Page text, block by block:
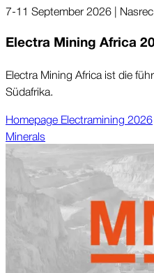
7-11 September 2026 |
Electra Mining Africa
Electra Mining Africa ist die
Süd­afrika.
Home­page Electra­mining 2026
Minerals